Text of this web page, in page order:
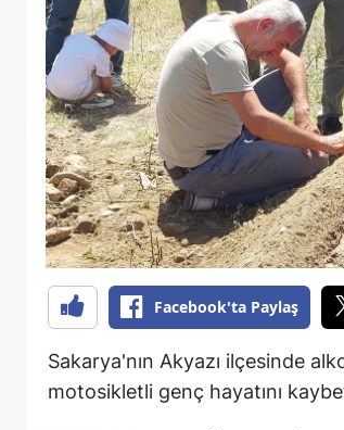
Facebook'ta Paylaş
Sakarya'nın Akyazı ilçesinde
motosikletli genç hayatını